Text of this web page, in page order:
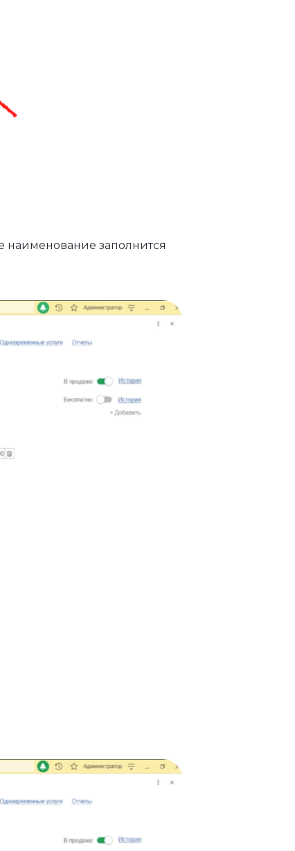
наименование заполнится